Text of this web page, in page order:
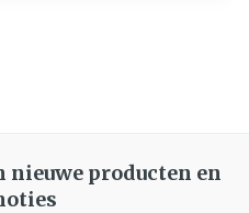
nieuwe producten en